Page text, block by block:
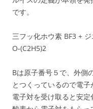
です。
三フッ化ホウ素 BF3 +
O-(C2H5)2
Bは原子番号５で、外側
とつくっているので電
電子対を受け取ると安